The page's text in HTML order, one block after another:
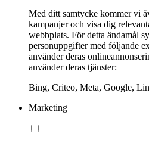
Med ditt samtycke kommer vi
kampanjer och visa dig
webbplats. För detta ändamål
personuppgifter med följande
använder deras
använder deras tjänster:
Bing, Criteo, Meta, Google,
Marketing